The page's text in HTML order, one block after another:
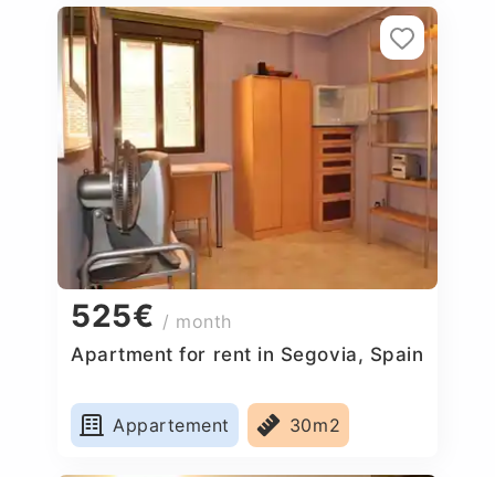
525€ / month
Apartment for rent in Segovia, Spain
Appartement 30m2